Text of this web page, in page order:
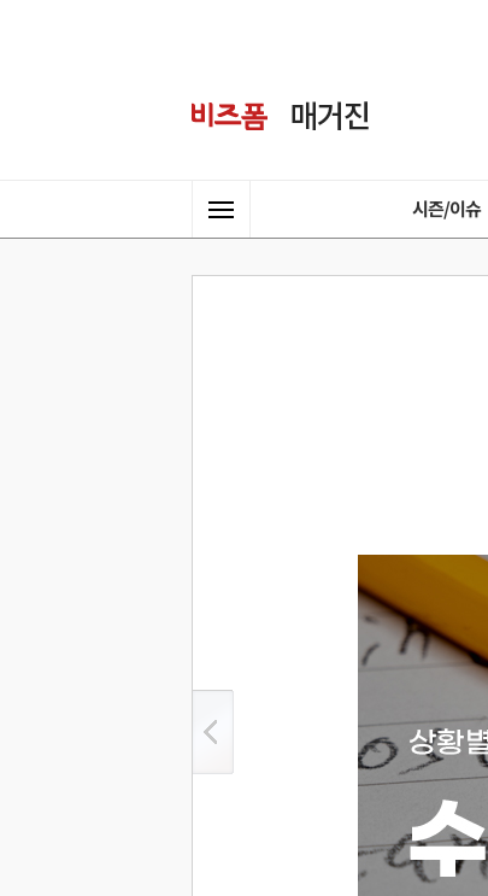
시즌/이슈